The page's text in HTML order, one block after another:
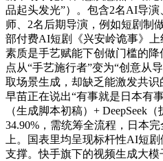
品起头发光”）。包含2名AI导
师、2名后期导演，例如短剧制
部付费AI短剧《兴安岭诡事》上
素质是手艺赋能下创做门槛的
点从“手艺施行者”变为“创意从
取场景生成，却缺乏能激发共
早苗正在说出“有事就是日本有
（生成脚本初稿）+ DeepSeek
34.90%，需统筹全流程，日本
上。国表里均呈现标杆性AI短
支撑。快手旗下的视频生成大